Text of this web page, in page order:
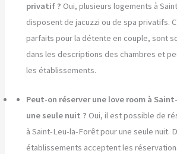
privatif ? Oui, plusieurs logements à
disposent de jacuzzi ou de spa privatifs.
parfaits pour la détente en couple, sont
dans les descriptions des chambres et
les établissements.
Peut-on réserver une love room à
une seule nuit ? Oui, il est possible de
à Saint-Leu-la-Forêt pour une seule nuit.
établissements acceptent les